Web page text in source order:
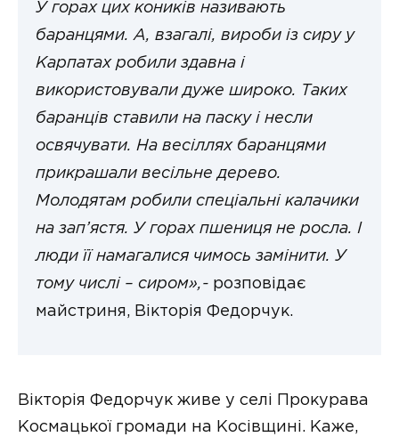
У горах цих коників називають
баранцями. А, взагалі, вироби із сиру у
Карпатах робили здавна і
використовували дуже широко. Таких
баранців ставили на паску і несли
освячувати. На весіллях баранцями
прикрашали весільне дерево.
Молодятам робили спеціальні калачики
на зап’ястя. У горах пшениця не росла. І
люди її намагалися чимось замінити. У
тому числі – сиром»,- розповідає
майстриня, Вікторія Федорчук.
Вікторія Федорчук живе у селі Прокурава
Космацької громади на Косівщині. Каже,